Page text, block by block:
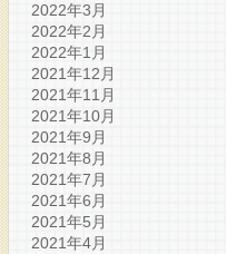
2022年3月
2022年2月
2022年1月
2021年12月
2021年11月
2021年10月
2021年9月
2021年8月
2021年7月
2021年6月
2021年5月
2021年4月